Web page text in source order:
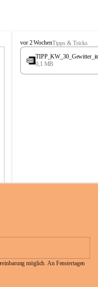
L
a
e
vor 2 WochenTipps & Tricks
0,1 MB
möglich. An Fenstertagen